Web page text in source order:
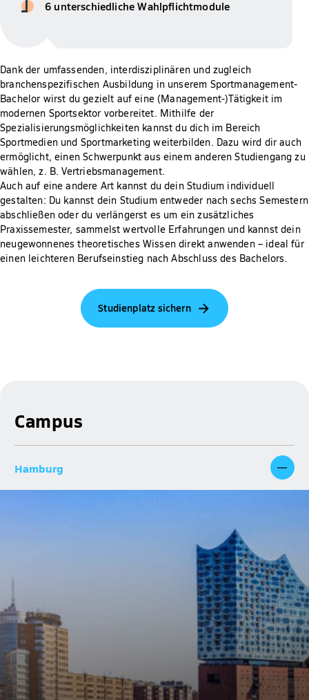
6 unterschiedliche Wahlpflichtmodule
Dank der umfassenden, interdisziplinären und zugleich
branchenspezifischen Ausbildung in unserem Sportmanagement-
Bachelor wirst du gezielt auf eine (Management-)Tätigkeit im
modernen Sportsektor vorbereitet. Mithilfe der
Spezialisierungsmöglichkeiten kannst du dich im Bereich
Sportmedien und Sportmarketing weiterbilden. Dazu wird dir auch
ermöglicht, einen Schwerpunkt aus einem anderen Studiengang zu
wählen, z. B. Vertriebsmanagement.
Auch auf eine andere Art kannst du dein Studium individuell
gestalten: Du kannst dein Studium entweder nach sechs Semestern
abschließen oder du verlängerst es um ein zusätzliches
Praxissemester, sammelst wertvolle Erfahrungen und kannst dein
neugewonnenes theoretisches Wissen direkt anwenden – ideal für
einen leichteren Berufseinstieg nach Abschluss des Bachelors.
Studienplatz sichern
Campus
Hamburg